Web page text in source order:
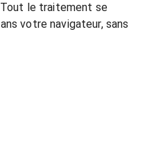
Tout le traitement se
votre navigateur, sans